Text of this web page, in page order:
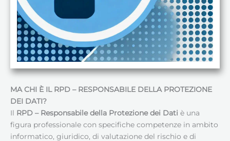
MA CHI È IL RPD – RESPONSABILE DELLA PROTEZIONE
DEI DATI?
Il RPD – Responsabile della Protezione dei Dati è una
figura professionale con specifiche competenze in ambito
informatico, giuridico, di valutazione del rischio e di